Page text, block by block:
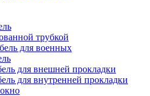
трубкой
для военных
для внешней прокладки
для внутренней прокладки